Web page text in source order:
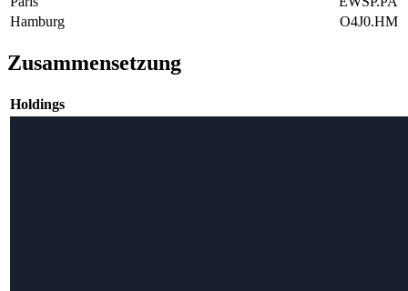
Hamburg
O4J0.HM
Zusammensetzung
Holdings